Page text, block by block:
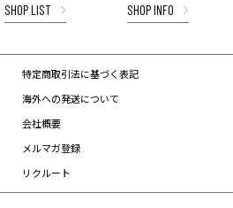
SHOP LIST SHOP INFO
特定商取引法に基づく表記
海外への発送について
会社概要
メルマガ登録
リクルート